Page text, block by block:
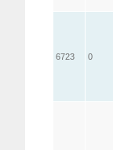
6723 0